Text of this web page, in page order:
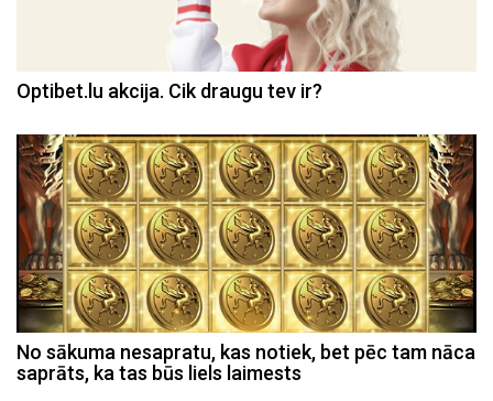
Optibet.lu akcija. Cik draugu tev ir?
No sākuma nesapratu, kas notiek, bet pēc tam nāca
saprāts, ka tas būs liels laimests